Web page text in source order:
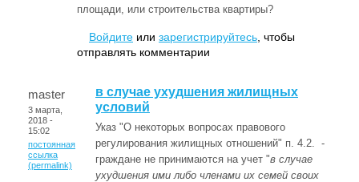
площади, или строительства квартиры?
Войдите или зарегистрируйтесь , чтобы
отправлять комментарии
master
3 марта,
2018 -
15:02
постоянная
ссылка
(permalink)
в случае ухудшения жилищных
условий
Указ "О некоторых вопросах правового
регулирования жилищных отношений" п. 4.2. -
граждане не принимаются на учет "в случае
ухудшения ими либо членами их семей своих